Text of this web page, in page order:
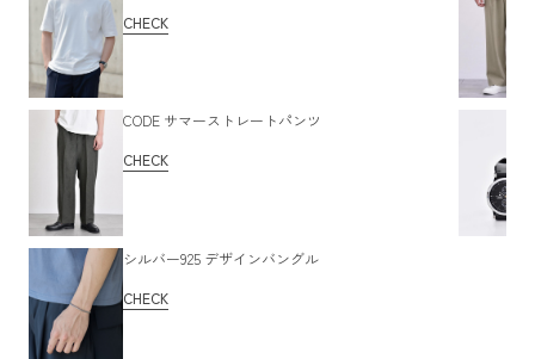
CHECK
CODE サマーストレートパンツ
CHECK
シルバー925 デザインバングル
CHECK